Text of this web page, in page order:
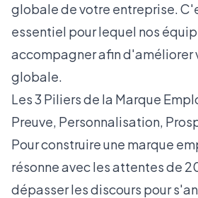
globale de votre entreprise.
essentiel pour lequel nos
accompagner afin d'améliorer
globale.
Les 3 Piliers de la Marque
Preuve, Personnalisation,
Pour construire une marque
résonne avec les attentes de
dépasser les discours pour